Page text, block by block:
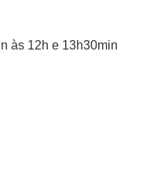
às 12h e 13h30min